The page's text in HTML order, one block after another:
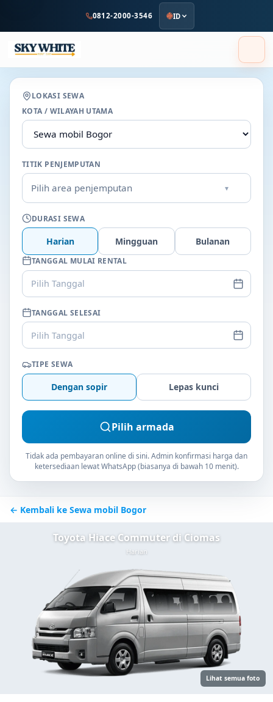
utama
0812-2000-3546 ID
LOKASI SEWA
KOTA / WILAYAH UTAMA
TITIK PENJEMPUTAN
Pilih area penjemputan ▾
DURASI SEWA
Harian Mingguan Bulanan
TANGGAL MULAI RENTAL
Pilih Tanggal
TANGGAL SELESAI
Pilih Tanggal
TIPE SEWA
Dengan sopir Lepas kunci
Pilih armada
Tidak ada pembayaran online di sini. Admin konfirmasi harga dan
ketersediaan lewat WhatsApp (biasanya di bawah 10 menit).
← Kembali ke Sewa mobil Bogor
Toyota Hiace Commuter di Ciomas
Harian
Lihat semua foto